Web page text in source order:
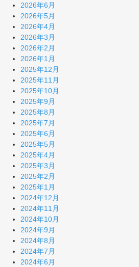
2026年6月
2026年5月
2026年4月
2026年3月
2026年2月
2026年1月
2025年12月
2025年11月
2025年10月
2025年9月
2025年8月
2025年7月
2025年6月
2025年5月
2025年4月
2025年3月
2025年2月
2025年1月
2024年12月
2024年11月
2024年10月
2024年9月
2024年8月
2024年7月
2024年6月